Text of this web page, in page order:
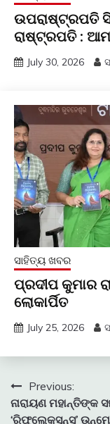
ଉପରାଷ୍ଟ୍ରପତି
ରାଷ୍ଟ୍ରପତି :
July 30, 2026
ସାହିତ୍ୟ ଖବର
ପ୍ରଦୀପ କୁମାର
ଲୋକାର୍ପିତ
July 25, 2026
Post
navigation
Previous:
ନାରାୟଣ ମହାନ୍ତିଙ୍କ
‘ରିଫ୍ଲେକସନ୍ସ’